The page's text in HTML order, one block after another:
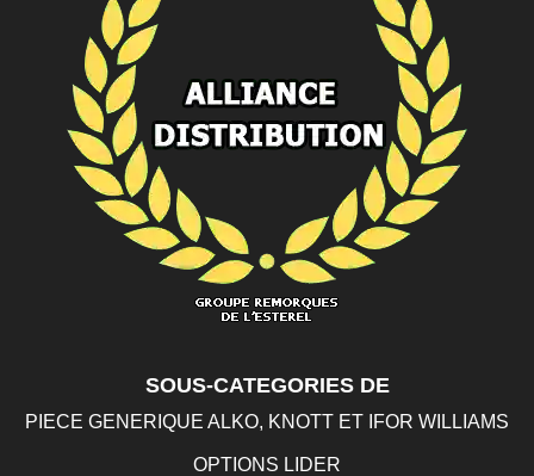
SOUS-CATEGORIES DE
PIECE GENERIQUE ALKO, KNOTT ET IFOR WILLIAMS
OPTIONS LIDER